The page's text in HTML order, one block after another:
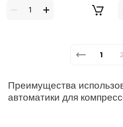
1
Преимущества
автоматики для